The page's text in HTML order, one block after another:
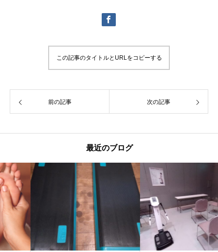
この記事のタイトルとURLをコピーする
前の記事 次の記事
最近のブログ